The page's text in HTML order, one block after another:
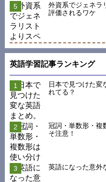
外資系でジェネラ
評価されるワケ
英語学習記事ランキング
日本で見つけた変
れてる？
冠詞・単数形・複
そ注意！
英語になった意外